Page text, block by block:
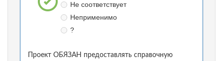
Не соответствует
Неприменимо
?
Проект ОБЯЗАН предоставлять справочную